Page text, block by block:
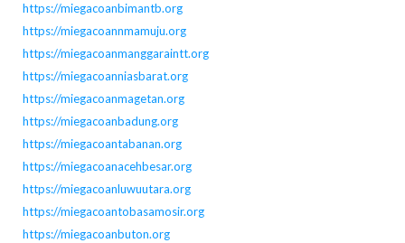
https://miegacoanbimantb.org
https://miegacoannmamuju.org
https://miegacoanmanggaraintt.org
https://miegacoanniasbarat.org
https://miegacoanmagetan.org
https://miegacoanbadung.org
https://miegacoantabanan.org
https://miegacoanacehbesar.org
https://miegacoanluwuutara.org
https://miegacoantobasamosir.org
https://miegacoanbuton.org